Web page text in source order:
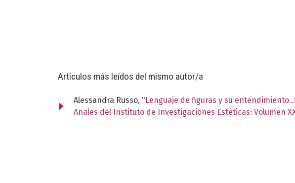
Artículos más leídos del mismo autor/a
Alessandra Russo, "Lenguaje de figuras y su
Anales del Instituto de Investigaciones Estéticas: Volumen